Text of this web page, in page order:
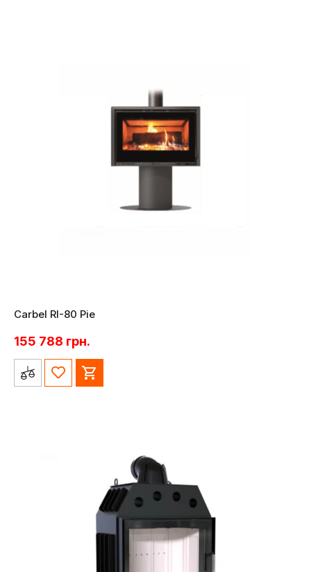
Carbel RI-80 Pie
155 788 грн.